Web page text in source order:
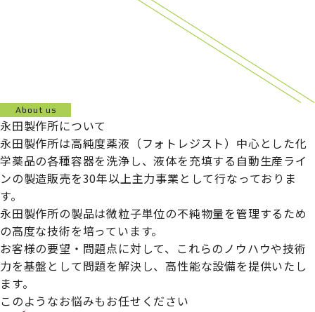
About us
永田製作所について
永田製作所は高純度薬液（フォトレジスト）中心とした化
学薬品の各種容器を洗浄し、液体を充填する自動生産ライ
ンの製造販売を30年以上主力事業として行なっておりま
す。
永田製作所の製品は微粒子単位の不純物量を管理するため
の高度な技術を培っています。
お客様の要望・問題点に対して、これらのノウハウや技術
力を基盤として問題を解決し、高性能な設備を提供いたし
ます。
このようなお悩みもお任せください